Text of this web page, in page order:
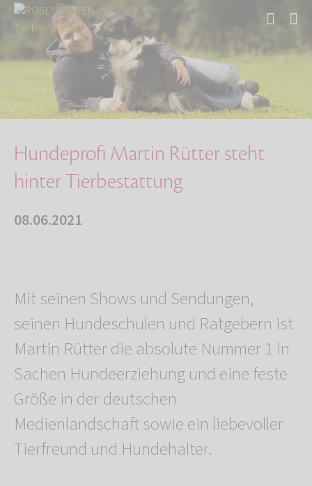
Über uns
Aktuelles
Hundeprofi Martin Rütter steht hinter Tierbes…
Hundeprofi Martin Rütter steht
hinter Tierbestattung
08.06.2021
Mit seinen Shows und Sendungen,
seinen Hundeschulen und Ratgebern ist
Martin Rütter die absolute Nummer 1 in
Sachen Hundeerziehung und eine feste
Größe in der deutschen
Medienlandschaft sowie ein liebevoller
Tierfreund und Hundehalter.